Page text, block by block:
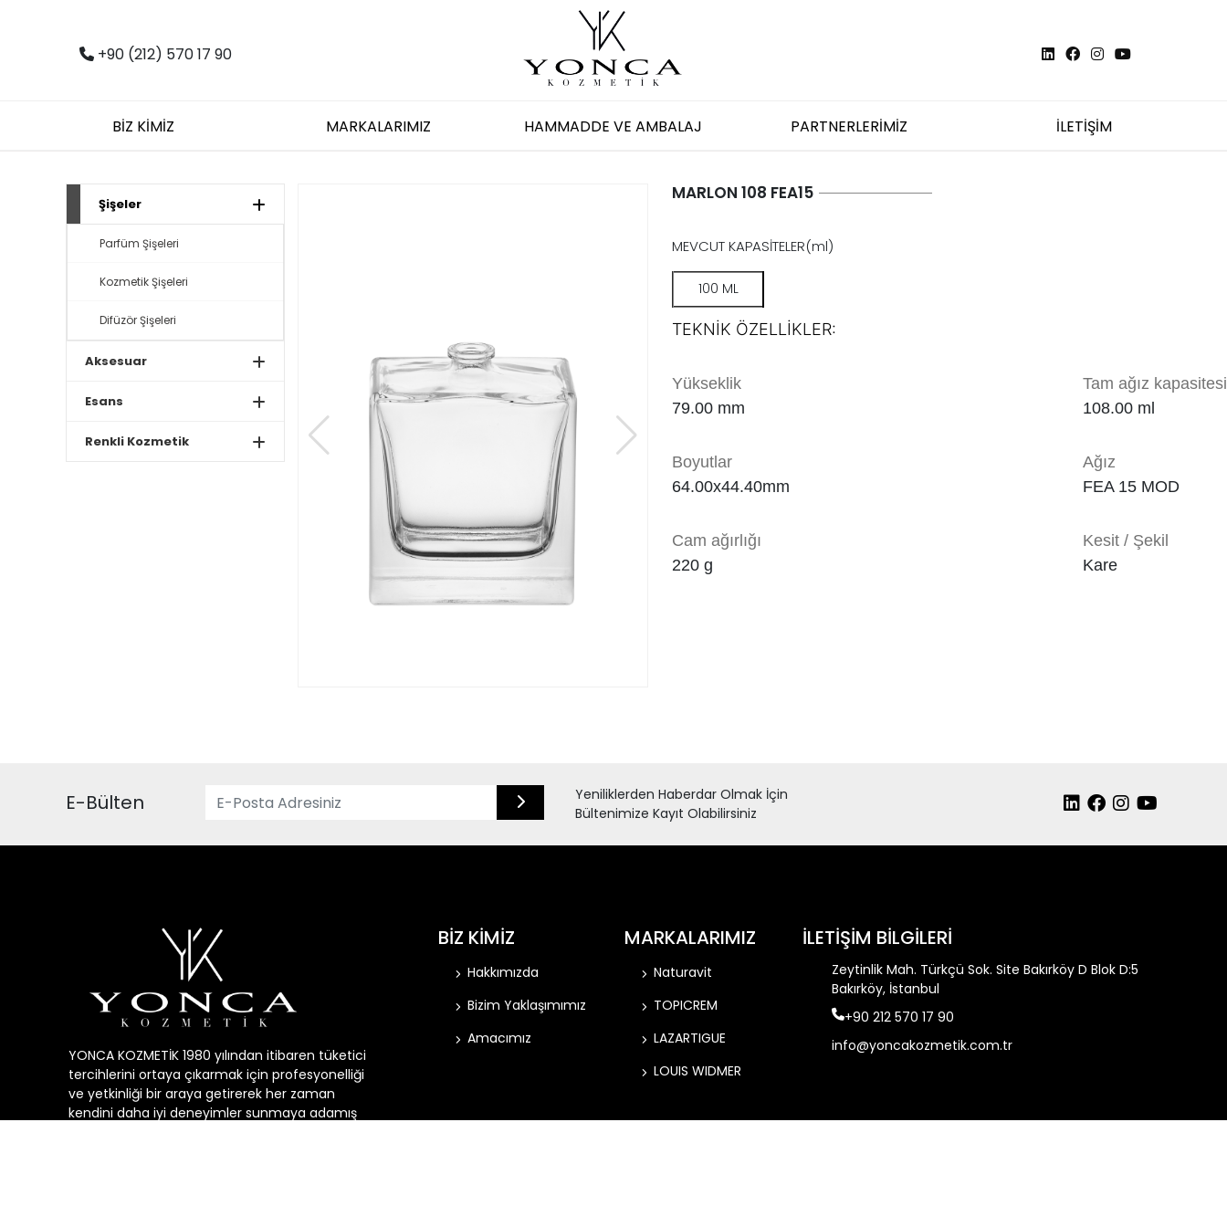
+90 (212) 570 17 90
BİZ KİMİZ MARKALARIMIZ HAMMADDE VE AMBALAJ PARTNERLERİMİZ İLETİŞİM
Şişeler
Parfüm Şişeleri
Kozmetik Şişeleri
Difüzör Şişeleri
Aksesuar
Esans
Renkli Kozmetik
MARLON 108 FEA15
MEVCUT KAPASİTELER(ml)
100 ML
TEKNİK ÖZELLİKLER:
Yükseklik
79.00 mm
Tam ağız kapasitesi
108.00 ml
Boyutlar
64.00x44.40mm
Ağız
FEA 15 MOD
Cam ağırlığı
220 g
Kesit / Şekil
Kare
E-Bülten
Yeniliklerden Haberdar Olmak İçin
Bültenimize Kayıt Olabilirsiniz
YONCA KOZMETİK 1980 yılından itibaren tüketici
tercihlerini ortaya çıkarmak için profesyonelliği
ve yetkinliği bir araya getirerek her zaman
kendini daha iyi deneyimler sunmaya adamış
BİZ KİMİZ
Hakkımızda
Bizim Yaklaşımımız
Amacımız
MARKALARIMIZ
Naturavit
TOPICREM
LAZARTIGUE
LOUIS WIDMER
İLETİŞİM BİLGİLERİ
Zeytinlik Mah. Türkçü Sok. Site Bakırköy D Blok D:5
Bakırköy, İstanbul
+90 212 570 17 90
info@yoncakozmetik.com.tr